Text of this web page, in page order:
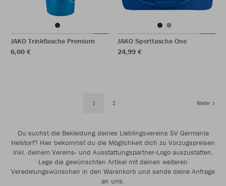
JAKO Trinkflasche Premium
6,00 €
JAKO Sporttasche One
24,99 €
1 2 Weiter
Du suchst die Bekleidung deines Lieblingsvereins SV Germania
Helstorf? Hier bekommst du die Möglichkeit dich zu Vorzugspreisen
inkl. deinem Vereins- und Ausstattungspartner-Logo auszustatten.
Lege die gewünschten Artikel mit deinen weiteren
Veredelungswünschen in den Warenkorb und sende deine Anfrage
an uns.